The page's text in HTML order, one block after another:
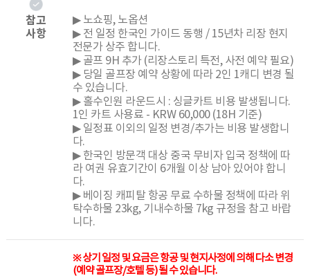
참고
사항
▶ 노쇼핑, 노옵션
▶ 전 일정 한국인 가이드 동행 / 15년차 리장 현지
전문가 상주 합니다.
▶ 골프 9H 추가 (리장스토리 특전, 사전 예약 필요)
▶ 당일 골프장 예약 상황에 따라 2인 1캐디 변경 될
수 있습니다.
▶ 홀수인원 라운드시 : 싱글카트 비용 발생됩니다.
1인 카트 사용료 - KRW 60,000 (18H 기준)
▶ 일정표 이외의 일정 변경/추가는 비용 발생합니
다.
▶ 한국인 방문객 대상 중국 무비자 입국 정책에 따
라 여권 유효기간이 6개월 이상 남아 있어야 합니
다.
▶ 베이징 캐피탈 항공 무료 수하물 정책에 따라 위
탁수하물 23kg, 기내수하물 7kg 규정을 참고 바랍
니다.
※ 상기 일정 및 요금은 항공 및 현지사정에 의해 다소 변경
(예약 골프장/호텔 등) 될 수 있습니다.